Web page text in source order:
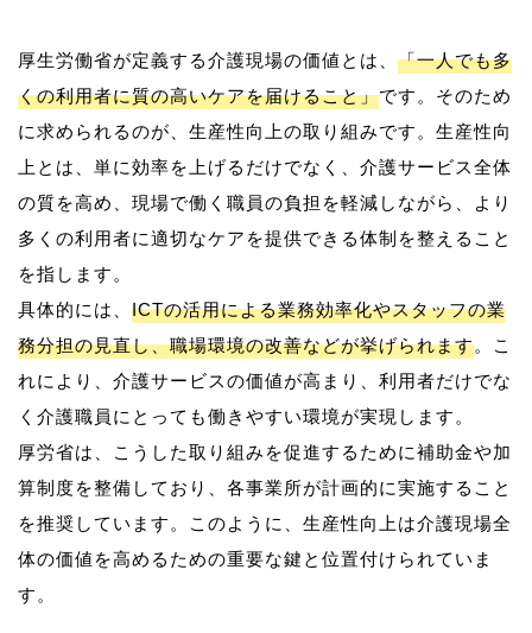
厚生労働省が定義する介護現場の価値とは、 「一人でも多
くの利用者に質の高いケアを届けること」です。そのため
に求められるのが、生産性向上の取り組みです。生産性向
上とは、単に効率を上げるだけでなく、介護サービス全体
の質を高め、現場で働く職員の負担を軽減しながら、より
多くの利用者に適切なケアを提供できる体制を整えること
を指します。
具体的には、 ICTの活用による業務効率化やスタッフの業
務分担の見直し、職場環境の改善などが挙げられます。こ
れにより、介護サービスの価値が高まり、利用者だけでな
く介護職員にとっても働きやすい環境が実現します。
厚労省は、こうした取り組みを促進するために補助金や加
算制度を整備しており、各事業所が計画的に実施すること
を推奨しています。このように、生産性向上は介護現場全
体の価値を高めるための重要な鍵と位置付けられていま